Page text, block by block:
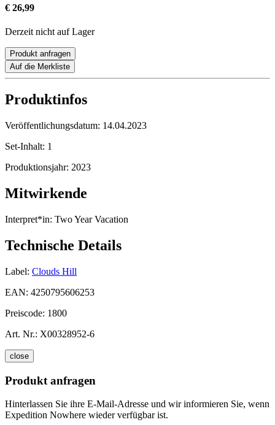
€ 26,99
Derzeit nicht auf Lager
Produkt anfragen
Auf die Merkliste
Produktinfos
Veröffentlichungsdatum: 14.04.2023
Set-Inhalt: 1
Produktionsjahr: 2023
Mitwirkende
Interpret*in: Two Year Vacation
Technische Details
Label: Clouds Hill
EAN: 4250795606253
Preiscode: 1800
Art. Nr.: X00328952-6
close
Produkt anfragen
Hinterlassen Sie ihre E-Mail-Adresse und wir informieren Sie, wenn
Expedition Nowhere wieder verfügbar ist.